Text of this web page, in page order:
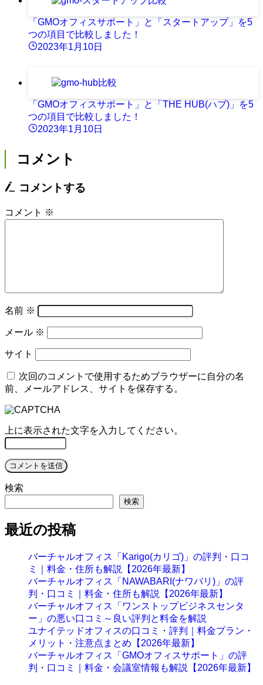
「GMOオフィスサポート」と「スタートアップ」を5
つの項目で比較しました！
2023年1月10日
「GMOオフィスサポート」と「THE HUB(ハブ)」を5
つの項目で比較しました！
2023年1月10日
コメント
コメントする
コメント ※
名前 ※
メール ※
サイト
次回のコメントで使用するためブラウザーに自分の名
前、メールアドレス、サイトを保存する。
上に表示された文字を入力してください。
検索
検索
最近の投稿
バーチャルオフィス「Karigo(カリゴ)」の評判・口コ
ミ｜料金・住所も解説【2026年最新】
バーチャルオフィス「NAWABARI(ナワバリ)」の評
判・口コミ｜料金・住所も解説【2026年最新】
バーチャルオフィス「ワンストップビジネスセンタ
ー」の悪い口コミ～良い評判と料金を解説
ユナイテッドオフィスの口コミ・評判｜料金プラン・
メリット・注意点まとめ【2026年最新】
バーチャルオフィス「GMOオフィスサポート」の評
判・口コミ｜料金・会議室情報も解説【2026年最新】